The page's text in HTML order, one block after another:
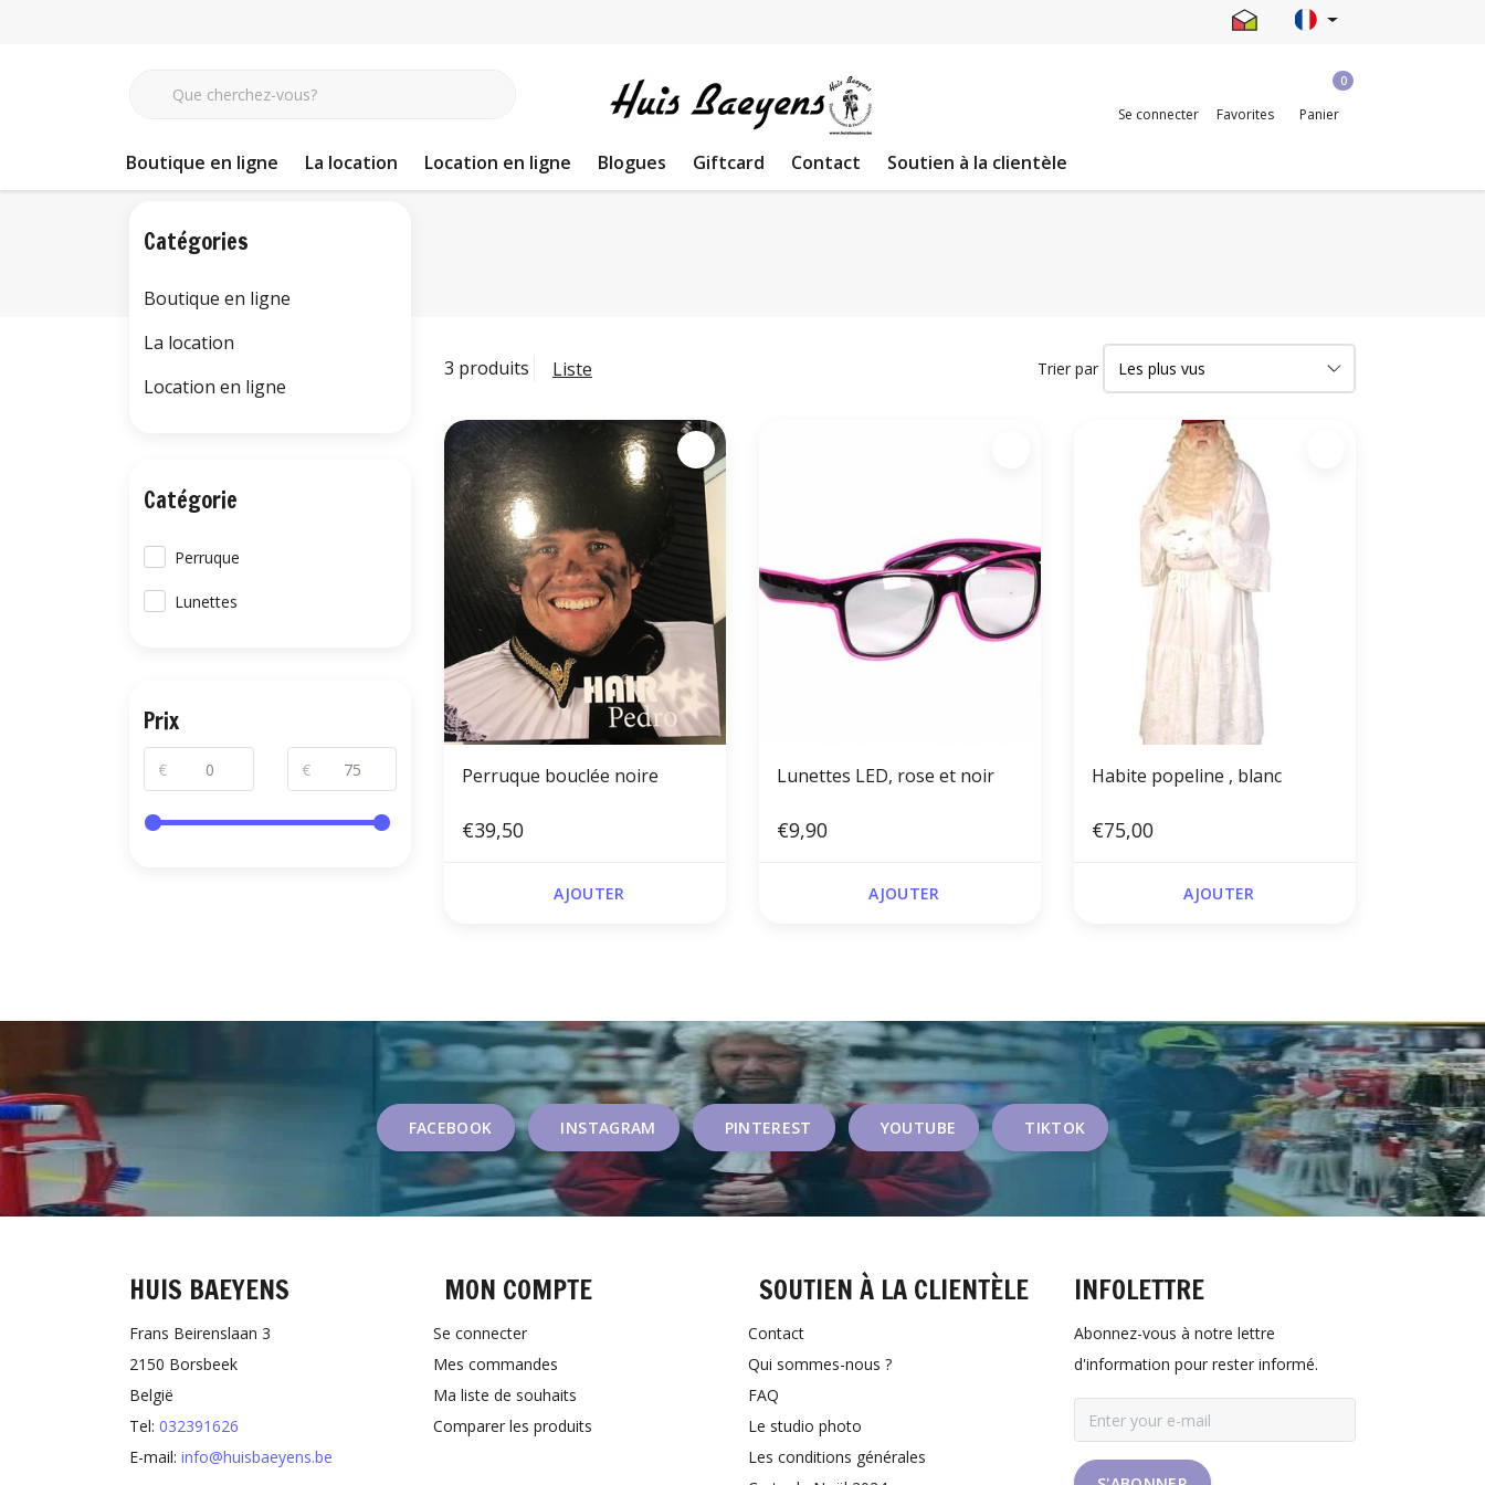
Se connecter Favorites
0
Panier
Boutique en ligne La location Location en ligne Blogues Giftcard Contact Soutien à la clientèle
3 produits Liste Trier par
Perruque bouclée noire
€39,50
AJOUTER
Lunettes LED, rose et noir
€9,90
AJOUTER
Habite popeline , blanc
€75,00
AJOUTER
Catégories
Boutique en ligne
La location
Location en ligne
Catégorie
Perruque
Lunettes
Prix
€ €
FACEBOOK INSTAGRAM PINTEREST YOUTUBE TIKTOK
HUIS BAEYENS
Frans Beirenslaan 3
2150 Borsbeek
België
Tel: 032391626
E-mail: info@huisbaeyens.be
MON COMPTE
Se connecter
Mes commandes
Ma liste de souhaits
Comparer les produits
SOUTIEN À LA CLIENTÈLE
Contact
Qui sommes-nous ?
FAQ
Le studio photo
Les conditions générales
INFOLETTRE
Abonnez-vous à notre lettre
d'information pour rester informé.